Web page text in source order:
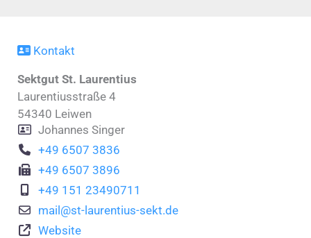
Kontakt
Sektgut St. Laurentius
Laurentiusstraße 4
54340 Leiwen
Johannes Singer
+49 6507 3836‬
+49 6507 3896‬
+49 151 23490711
mail@st-laurentius-sekt.de
Website